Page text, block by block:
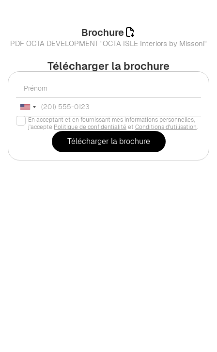
Télécharger la brochure
En acceptant et en fournissant mes informations personnelles,
j'accepte Politique de confidentialité et Conditions d'utilisation.
Brochure
PDF OCTA DEVELOPMENT "OCTA ISLE Interiors by Missoni"